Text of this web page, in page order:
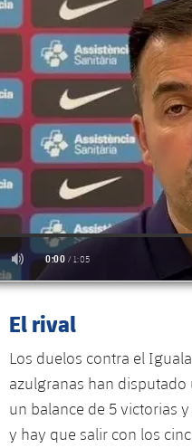
El rival
Los duelos contra el
azulgranas han
un balance de 5 victorias
y hay que salir con los